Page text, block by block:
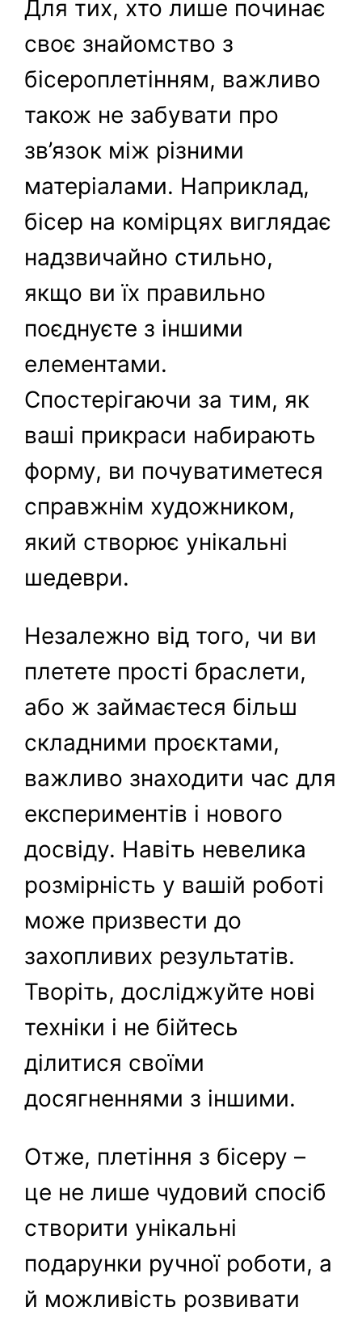
Для тих, хто лише починає
своє знайомство з
бісероплетінням, важливо
також не забувати про
зв’язок між різними
матеріалами. Наприклад,
бісер на комірцях виглядає
надзвичайно стильно,
якщо ви їх правильно
поєднуєте з іншими
елементами.
Спостерігаючи за тим, як
ваші прикраси набирають
форму, ви почуватиметеся
справжнім художником,
який створює унікальні
шедеври.
Незалежно від того, чи ви
плетете прості браслети,
або ж займаєтеся більш
складними проєктами,
важливо знаходити час для
експериментів і нового
досвіду. Навіть невелика
розмірність у вашій роботі
може призвести до
захопливих результатів.
Творіть, досліджуйте нові
техніки і не бійтесь
ділитися своїми
досягненнями з іншими.
Отже, плетіння з бісеру –
це не лише чудовий спосіб
створити унікальні
подарунки ручної роботи, а
й можливість розвивати